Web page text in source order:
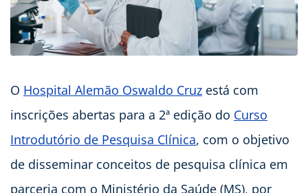
O Hospital Alemão Oswaldo Cruz está com
inscrições abertas para a 2ª edição do Curso
Introdutório de Pesquisa Clínica, com o objetivo
de disseminar conceitos de pesquisa clínica em
parceria com o Ministério da Saúde (MS), por